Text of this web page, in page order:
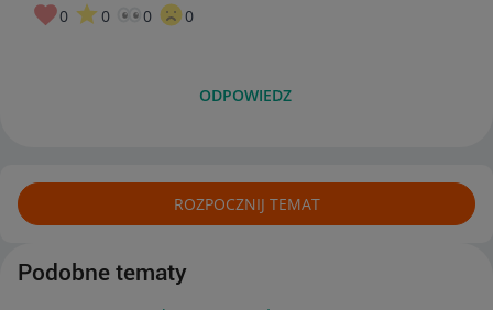
0 0 0 0
ODPOWIEDZ
ROZPOCZNIJ TEMAT
Podobne tematy